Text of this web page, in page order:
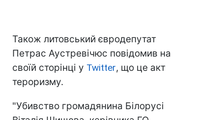
Також литовський євродепутат
Петрас Аустревічюс повідомив на
своїй сторінці у Twitter, що це акт
тероризму.
"Убивство громадянина Білорусі